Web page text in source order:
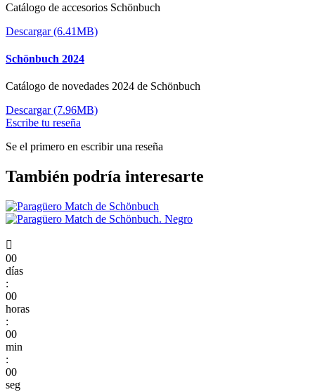
Catálogo de accesorios Schönbuch
Descargar (6.41MB)
Schönbuch 2024
Catálogo de novedades 2024 de Schönbuch
Descargar (7.96MB)
Escribe tu reseña
Se el primero en escribir una reseña
También podría interesarte

00
días
:
00
horas
:
00
min
:
00
seg